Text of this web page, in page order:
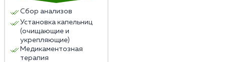
Сбор анализов
Установка капельниц
(очищающие и
укрепляющие)
Медикаментозная
терапия